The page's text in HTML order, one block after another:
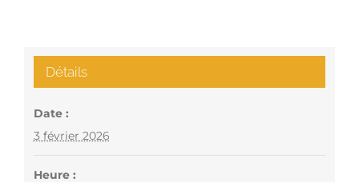
Détails
Date :
3 février 2026
Heure :